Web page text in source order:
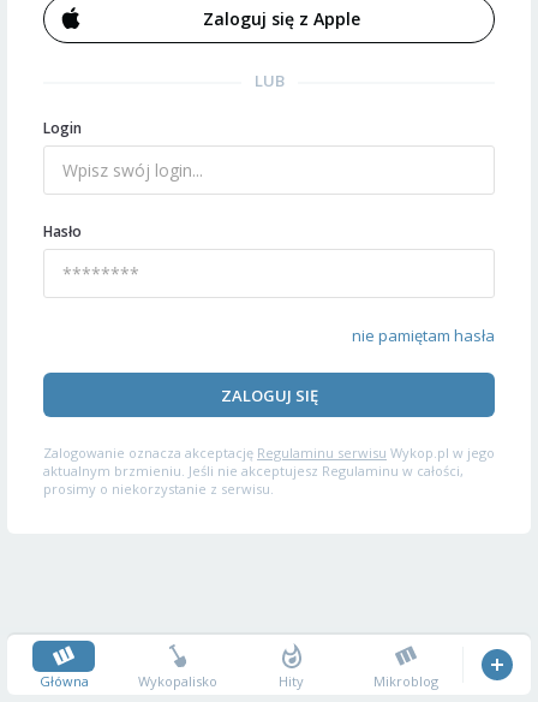
Zaloguj się z Apple
LUB
Login
Hasło
nie pamiętam hasła
ZALOGUJ SIĘ
Zalogowanie oznacza akceptację Regulaminu serwisu Wykop.pl w jego
aktualnym brzmieniu. Jeśli nie akceptujesz Regulaminu w całości,
prosimy o niekorzystanie z serwisu.
Główna Wykopalisko Hity Mikroblog